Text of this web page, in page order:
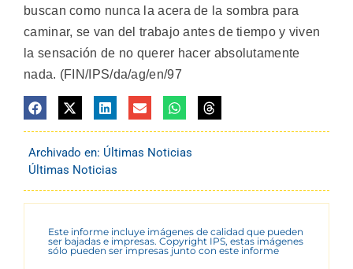
buscan como nunca la acera de la sombra para
caminar, se van del trabajo antes de tiempo y viven
la sensación de no querer hacer absolutamente
nada. (FIN/IPS/da/ag/en/97
Archivado en: Últimas Noticias
Últimas Noticias
Este informe incluye imágenes de calidad que pueden
ser bajadas e impresas. Copyright IPS, estas imágenes
sólo pueden ser impresas junto con este informe